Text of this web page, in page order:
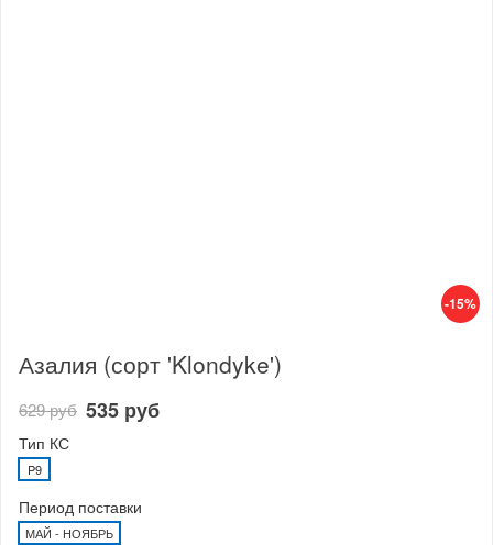
-15%
Азалия (сорт 'Klondyke')
629 руб 535 руб
Тип КС
P9
Период поставки
МАЙ - НОЯБРЬ